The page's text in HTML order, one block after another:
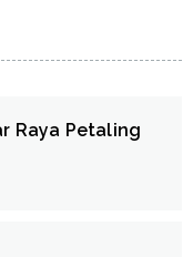
Raya Petaling